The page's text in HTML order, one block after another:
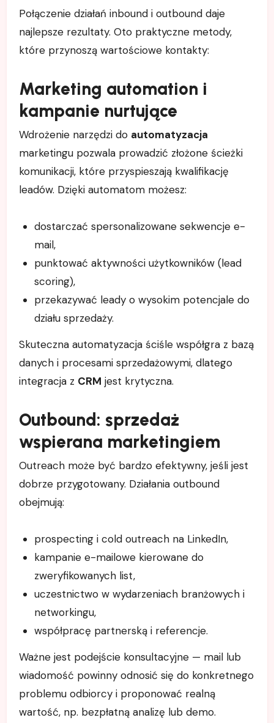
Połączenie działań inbound i outbound daje
najlepsze rezultaty. Oto praktyczne metody,
które przynoszą wartościowe kontakty:
Marketing automation i
kampanie nurtujące
Wdrożenie narzędzi do automatyzacja
marketingu pozwala prowadzić złożone ścieżki
komunikacji, które przyspieszają kwalifikację
leadów. Dzięki automatom możesz:
dostarczać spersonalizowane sekwencje e-
mail,
punktować aktywności użytkowników (lead
scoring),
przekazywać leady o wysokim potencjale do
działu sprzedaży.
Skuteczna automatyzacja ściśle współgra z bazą
danych i procesami sprzedażowymi, dlatego
integracja z CRM jest krytyczna.
Outbound: sprzedaż
wspierana marketingiem
Outreach może być bardzo efektywny, jeśli jest
dobrze przygotowany. Działania outbound
obejmują:
prospecting i cold outreach na LinkedIn,
kampanie e-mailowe kierowane do
zweryfikowanych list,
uczestnictwo w wydarzeniach branżowych i
networkingu,
współpracę partnerską i referencje.
Ważne jest podejście konsultacyjne — mail lub
wiadomość powinny odnosić się do konkretnego
problemu odbiorcy i proponować realną
wartość, np. bezpłatną analizę lub demo.